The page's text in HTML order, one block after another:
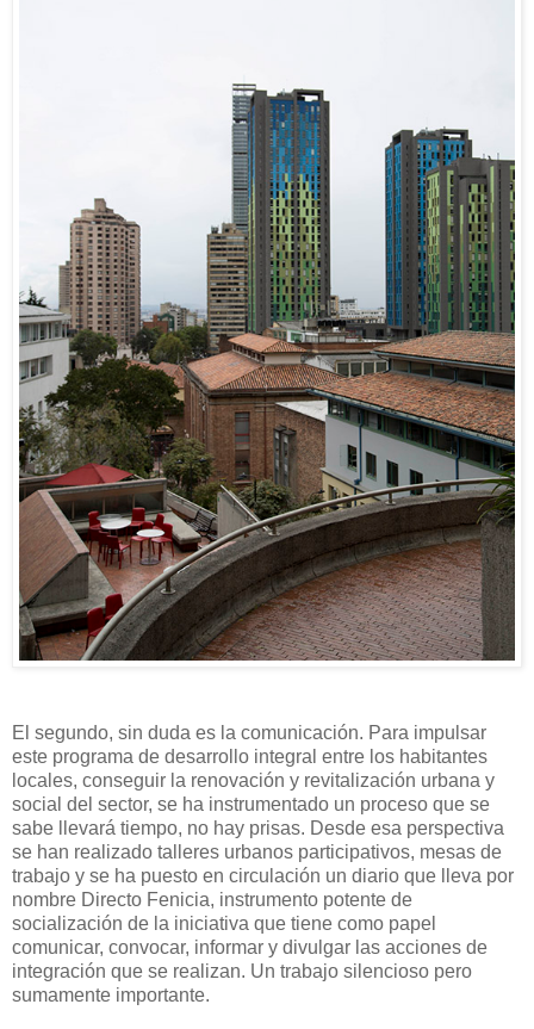
El segundo, sin duda es la comunicación. Para impulsar
este programa de desarrollo integral entre los habitantes
locales, conseguir la renovación y revitalización urbana y
social del sector, se ha instrumentado un proceso que se
sabe llevará tiempo, no hay prisas. Desde esa perspectiva
se han realizado talleres urbanos participativos, mesas de
trabajo y se ha puesto en circulación un diario que lleva por
nombre Directo Fenicia, instrumento potente de
socialización de la iniciativa que tiene como papel
comunicar, convocar, informar y divulgar las acciones de
integración que se realizan. Un trabajo silencioso pero
sumamente importante.